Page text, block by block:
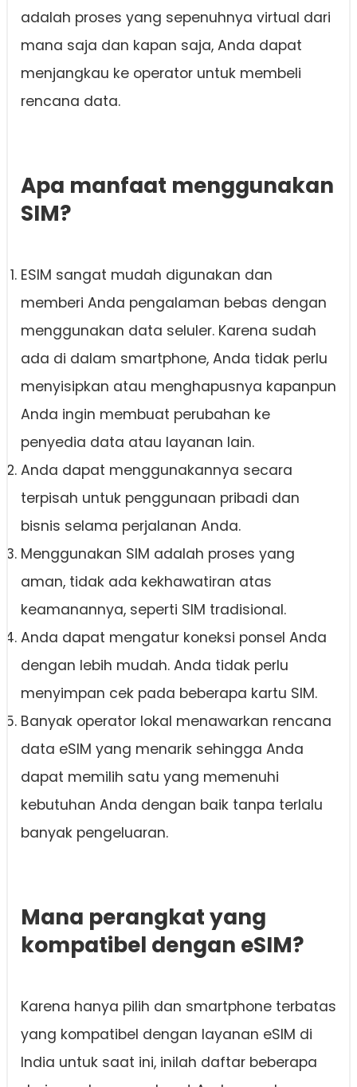
adalah proses yang sepenuhnya virtual dari
mana saja dan kapan saja, Anda dapat
menjangkau ke operator untuk membeli
rencana data.
Apa manfaat menggunakan
SIM?
ESIM sangat mudah digunakan dan
memberi Anda pengalaman bebas dengan
menggunakan data seluler. Karena sudah
ada di dalam smartphone, Anda tidak perlu
menyisipkan atau menghapusnya kapanpun
Anda ingin membuat perubahan ke
penyedia data atau layanan lain.
Anda dapat menggunakannya secara
terpisah untuk penggunaan pribadi dan
bisnis selama perjalanan Anda.
Menggunakan SIM adalah proses yang
aman, tidak ada kekhawatiran atas
keamanannya, seperti SIM tradisional.
Anda dapat mengatur koneksi ponsel Anda
dengan lebih mudah. Anda tidak perlu
menyimpan cek pada beberapa kartu SIM.
Banyak operator lokal menawarkan rencana
data eSIM yang menarik sehingga Anda
dapat memilih satu yang memenuhi
kebutuhan Anda dengan baik tanpa terlalu
banyak pengeluaran.
Mana perangkat yang
kompatibel dengan eSIM?
Karena hanya pilih dan smartphone terbatas
yang kompatibel dengan layanan eSIM di
India untuk saat ini, inilah daftar beberapa